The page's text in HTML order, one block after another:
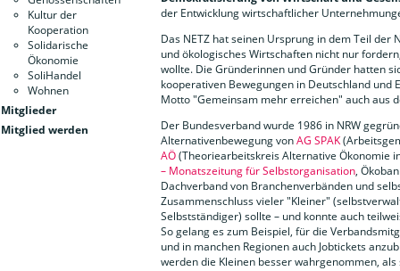
Kultur der
Kooperation
Solidarische
Ökonomie
SoliHandel
Wohnen
Mitglieder
Mitglied werden
der Entwicklung wirtschaftlicher
Das NETZ hat seinen Ursprung in dem Teil der
und ökologisches Wirtschaften nicht nur
wollte. Die Gründerinnen und Gründer hatten
kooperativen Bewegungen in Deutschland
Motto "Gemeinsam mehr erreichen" auch aus
Der Bundesverband wurde 1986 in NRW
Alternativenbewegung vonAG SPAK
AÖ(Theoriearbeitskreis Alternative Ökonomie
– Monatszeitung für Selbstorganisation,
Dachverband von Branchenverbänden und
Zusammenschluss vieler "Kleiner"
Selbstständiger) sollte – und konnte auch
So gelang es zum Beispiel, für die
und in manchen Regionen auch Jobtickets
werden die Kleinen besser wahrgenommen,